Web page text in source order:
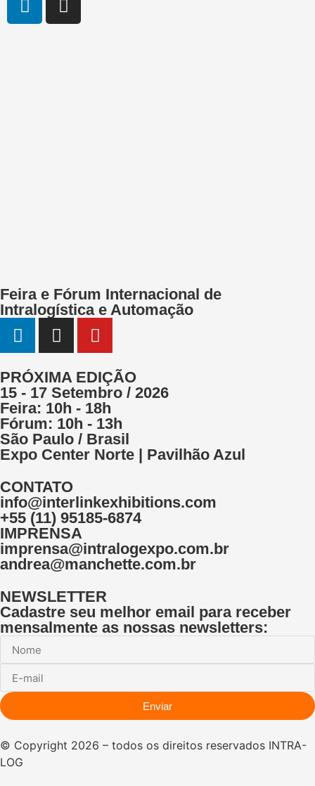
Feira e Fórum Internacional de
Intralogística e Automação
PRÓXIMA EDIÇÃO
15 - 17 Setembro / 2026
Feira: 10h - 18h
Fórum: 10h - 13h
São Paulo / Brasil
Expo Center Norte | Pavilhão Azul
CONTATO
info@interlinkexhibitions.com
+55 (11) 95185-6874
IMPRENSA
imprensa@intralogexpo.com.br
andrea@manchette.com.br
NEWSLETTER
Cadastre seu melhor email para receber
mensalmente as nossas newsletters:
Enviar
© Copyright 2026 – todos os direitos reservados INTRA-
LOG